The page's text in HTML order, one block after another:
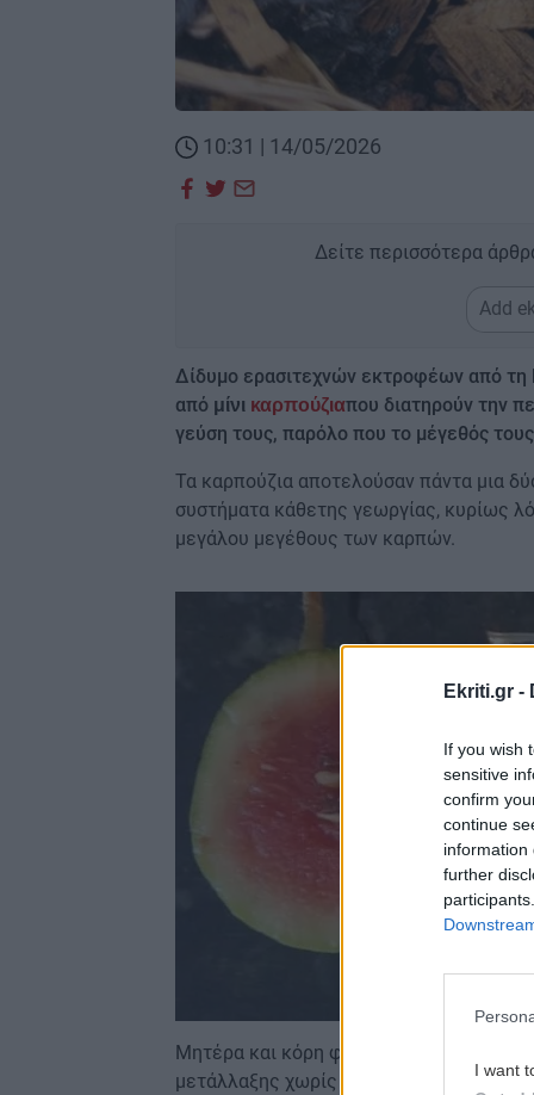
Ekriti.gr -
If you wish
sensitive
confirm
continue
information
further
I want
10:31 | 14/05/2026
Δείτε περισσότερα
Add
Δίδυμο ερασιτεχνών εκτροφέων από τη
από μίνι καρπούζιαπου διατηρούν την
γεύση τους, παρόλο που το μέγεθός
Τα καρπούζια αποτελούσαν πάντα μια
συστήματα κάθετης γεωργίας, κυρίως
μεγάλου μεγέθους των καρπών.
Μητέρα και κόρη φαίνεται πως βρήκαν
μετάλλαξης χωρίς τη χρήση